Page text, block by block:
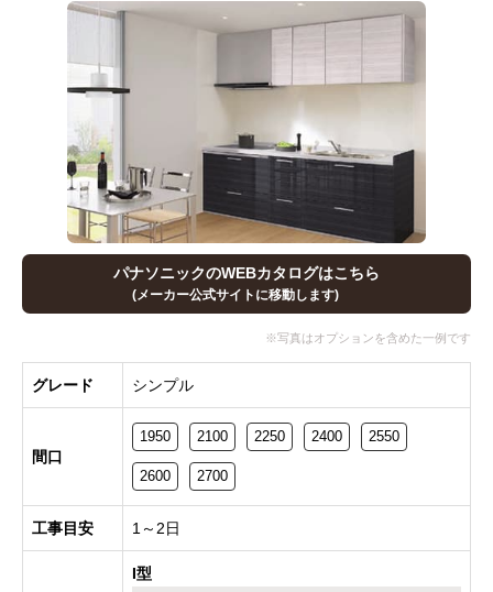
パナソニックのWEBカタログはこちら
(メーカー公式サイトに移動します)
グレード シンプル
間口
1950 2100 2250 2400 2550
2600 2700
工事目安 1～2日
I型